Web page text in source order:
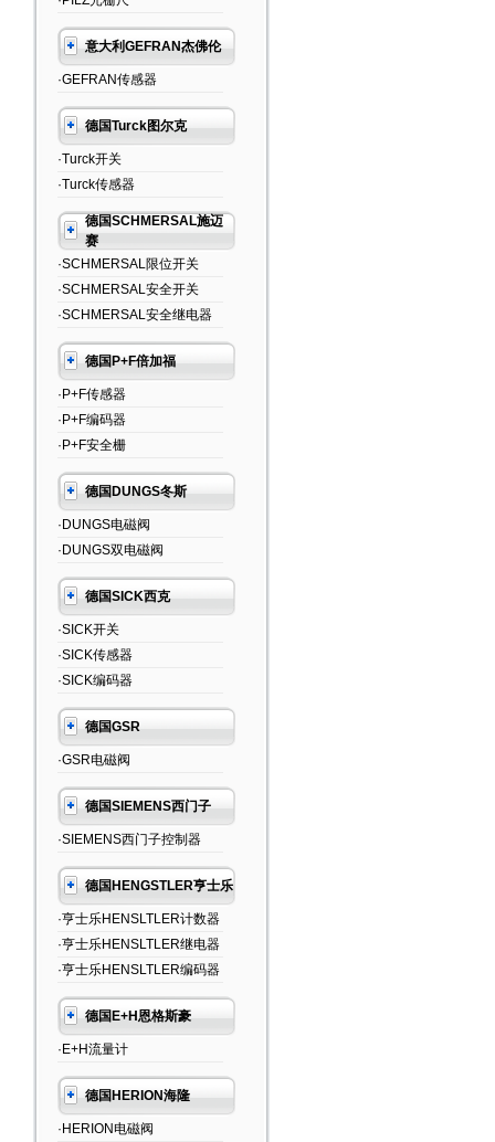
意大利GEFRAN杰佛伦
·GEFRAN传感器
德国Turck图尔克
·Turck开关
·Turck传感器
德国SCHMERSAL施迈
赛
·SCHMERSAL限位开关
·SCHMERSAL安全开关
·SCHMERSAL安全继电器
德国P+F倍加福
·P+F传感器
·P+F编码器
·P+F安全栅
德国DUNGS冬斯
·DUNGS电磁阀
·DUNGS双电磁阀
德国SICK西克
·SICK开关
·SICK传感器
·SICK编码器
德国GSR
·GSR电磁阀
德国SIEMENS西门子
·SIEMENS西门子控制器
德国HENGSTLER亨士乐
·亨士乐HENSLTLER计数器
·亨士乐HENSLTLER继电器
·亨士乐HENSLTLER编码器
德国E+H恩格斯豪
·E+H流量计
德国HERION海隆
·HERION电磁阀